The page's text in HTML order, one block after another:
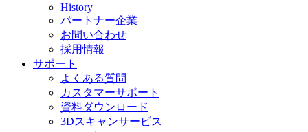
History
パートナー企業
お問い合わせ
採用情報
サポート
よくある質問
カスタマーサポート
資料ダウンロード
3Dスキャンサービス